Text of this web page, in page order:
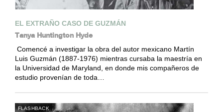
EL EXTRAÑO CASO DE GUZMÁN
Tanya Huntington Hyde
Comencé a investigar la obra del autor mexicano Martín
Luis Guzmán (1887-1976) mientras cursaba la maestría en
la Universidad de Maryland, en donde mis compañeros de
estudio provenían de toda…
FLASHBACK